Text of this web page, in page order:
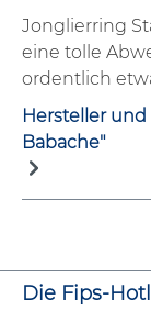
Jonglierring
eine tolle
ordentlich
Hersteller
Babache"
Die Fips-